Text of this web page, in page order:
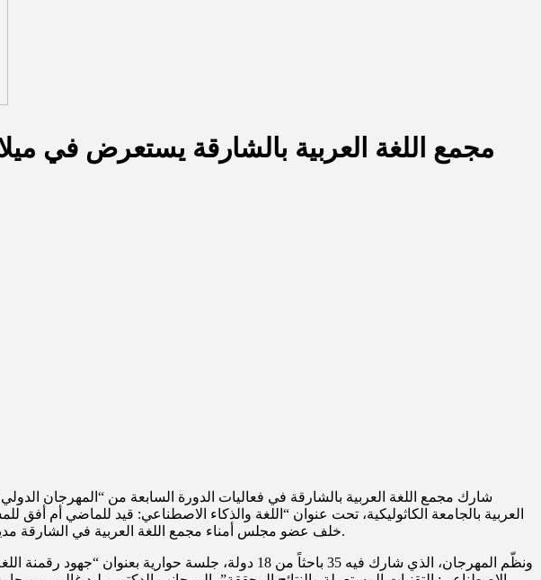
مجمع اللغة العربية بالشارقة يستعرض في
شارك مجمع اللغة العربية بالشارقة في فعاليات الدورة السابعة من “المهرجان الدولي
العربية بالجامعة الكاثوليكية، تحت عنوان “اللغة والذكاء الاصطناعي: قيد للماضي أم
خلف عضو مجلس أمناء مجمع اللغة العربية في الشارقة مدير عام هيئة الشارقة للإذاعة والتلفزيون، والدكتور امحمد صافي المستغانمي، أمين عام مجمع اللغة العربية بالشارقة.
ونظّم المهرجان، الذي شارك فيه 35 باحثاً من 18 دولة،